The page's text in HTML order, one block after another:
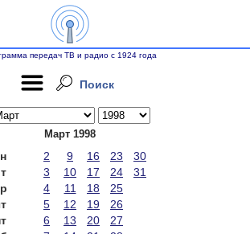
передач ТВ и радио с 1924 года
Поиск
Март 1998
2 9 16 23
30
3 10 17 24
31
4 11 18
25
5 12 19
26
6 13 20
27